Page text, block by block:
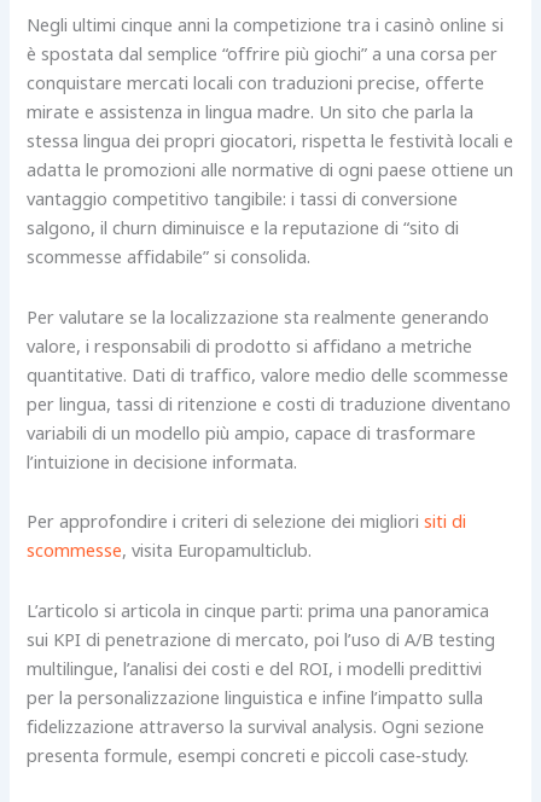
Negli ultimi cinque anni la competizione tra i casinò online si
è spostata dal semplice “offrire più giochi” a una corsa per
conquistare mercati locali con traduzioni precise, offerte
mirate e assistenza in lingua madre. Un sito che parla la
stessa lingua dei propri giocatori, rispetta le festività locali e
adatta le promozioni alle normative di ogni paese ottiene un
vantaggio competitivo tangibile: i tassi di conversione
salgono, il churn diminuisce e la reputazione di “sito di
scommesse affidabile” si consolida.
Per valutare se la localizzazione sta realmente generando
valore, i responsabili di prodotto si affidano a metriche
quantitative. Dati di traffico, valore medio delle scommesse
per lingua, tassi di ritenzione e costi di traduzione diventano
variabili di un modello più ampio, capace di trasformare
l’intuizione in decisione informata.
Per approfondire i criteri di selezione dei migliorisiti di
scommesse, visita Europamulticlub.
L’articolo si articola in cinque parti: prima una panoramica
sui KPI di penetrazione di mercato, poi l’uso di A/B testing
multilingue, l’analisi dei costi e del ROI, i modelli predittivi
per la personalizzazione linguistica e infine l’impatto sulla
fidelizzazione attraverso la survival analysis. Ogni sezione
presenta formule, esempi concreti e piccoli case‑study.